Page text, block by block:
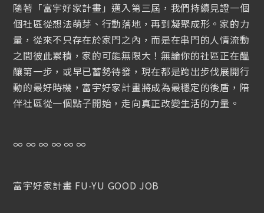
May 25, 2026
2026富宇好家計畫 ☛ 第二階段公告
已截止
隨著「富宇好家計畫」邁入第三屆，我們持續見證一個
個社區從想法萌芽、行動落地，再到凝聚成形。家的力
量，從來不只存在於家門之內，而是在串門的人情流動
之間彼此累積，家的可能無限大！無論你的社區正在醞
釀第一步，或早已蓄勢待發，現在都是跨出步伐展開行
動的最好時機，富宇好家計畫將成為最穩定的後盾，陪
伴社區從一個點子開始，走向真正改變生活的力量。
∞ ∞ ∞ ∞ ∞ ∞
富宇好家計畫 FU-YU GOOD JOB